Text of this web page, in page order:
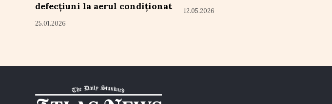
defecțiuni la aerul condiționat
25.01.2026
12.05.2026